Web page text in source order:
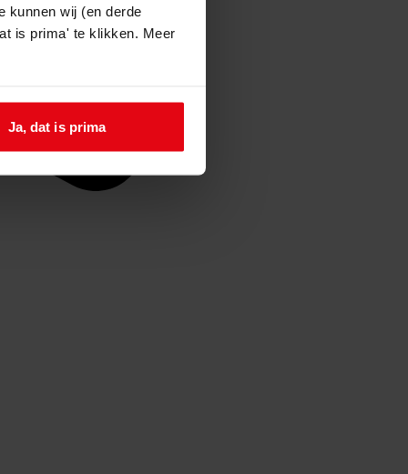
kunnen wij (en derde
is prima' te klikken. Meer
Ja, dat is prima